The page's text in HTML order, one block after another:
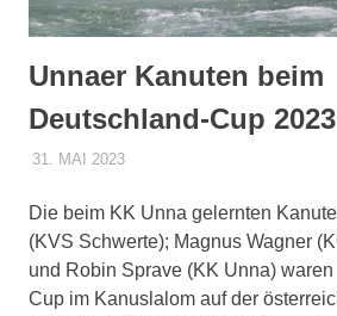
sowie
zu
den
Trainingszeiten.
Weiterhin
interessante
Fotos
und
Videos
bereitgestellt.
Unnaer Kanuten beim
Deutschland-Cup
31. MAI 2023DENNISZ
ALLGEMEIN
Die beim KK Unna gelernten
(KVS Schwerte); Magnus Wagner
und Robin Sprave (KK Unna)
Cup im Kanuslalom auf der